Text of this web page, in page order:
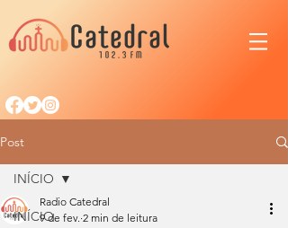
Post
INÍCIO
INÍCIO
Radio Catedral
9 de fev. 2 min de leitura